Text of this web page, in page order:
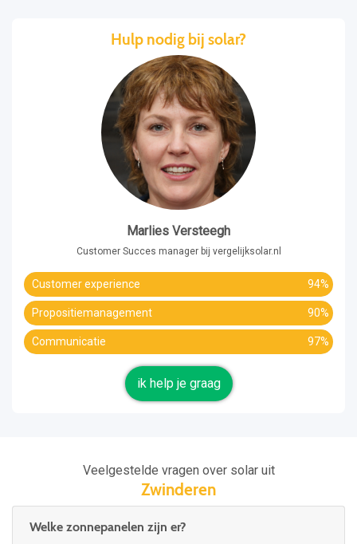
Hulp nodig bij solar?
Marlies Versteegh
Customer Succes manager bij vergelijksolar.nl
Customer experience 94%
Propositiemanagement 90%
Communicatie 97%
ik help je graag
Veelgestelde vragen over solar uit
Zwinderen
Welke zonnepanelen zijn er?